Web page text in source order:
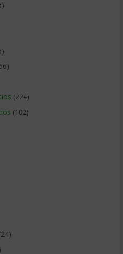
(224)
(102)
(24)